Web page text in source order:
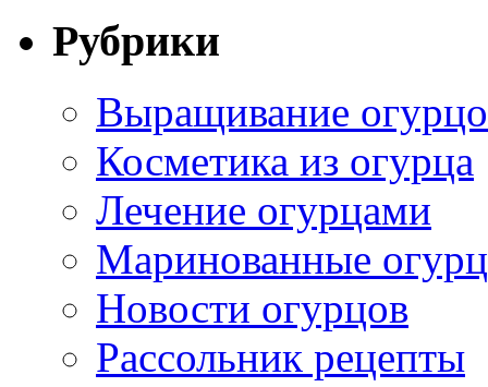
Рубрики
Выращивание
Косметика из огурца
Лечение огурцами
Маринованные
Новости огурцов
Рассольник рецепты